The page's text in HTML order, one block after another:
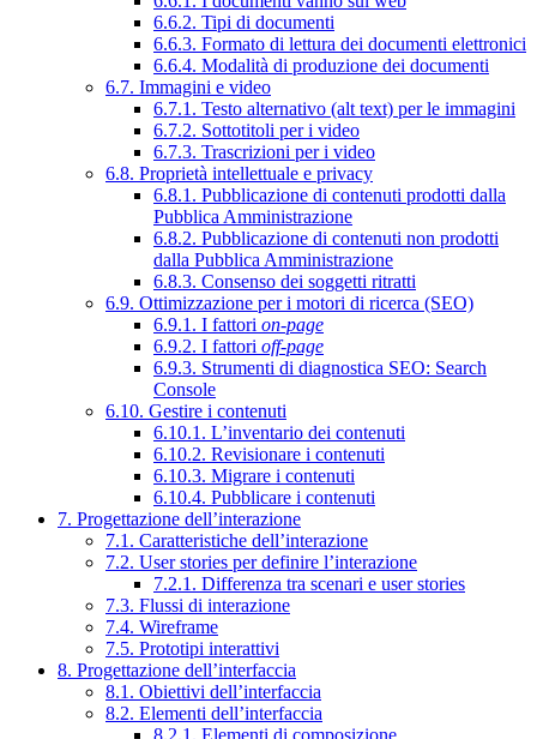
6.6.2. Tipi di documenti
6.6.3. Formato di lettura dei documenti elettronici
6.6.4. Modalità di produzione dei documenti
6.7. Immagini e video
6.7.1. Testo alternativo (alt text) per le immagini
6.7.2. Sottotitoli per i video
6.7.3. Trascrizioni per i video
6.8. Proprietà intellettuale e privacy
6.8.1. Pubblicazione di contenuti prodotti dalla
Pubblica Amministrazione
6.8.2. Pubblicazione di contenuti non prodotti
dalla Pubblica Amministrazione
6.8.3. Consenso dei soggetti ritratti
6.9. Ottimizzazione per i motori di ricerca (SEO)
6.9.1. I fattori on-page
6.9.2. I fattori off-page
6.9.3. Strumenti di diagnostica SEO: Search
Console
6.10. Gestire i contenuti
6.10.1. L’inventario dei contenuti
6.10.2. Revisionare i contenuti
6.10.3. Migrare i contenuti
6.10.4. Pubblicare i contenuti
7. Progettazione dell’interazione
7.1. Caratteristiche dell’interazione
7.2. User stories per definire l’interazione
7.2.1. Differenza tra scenari e user stories
7.3. Flussi di interazione
7.4. Wireframe
7.5. Prototipi interattivi
8. Progettazione dell’interfaccia
8.1. Obiettivi dell’interfaccia
8.2. Elementi dell’interfaccia
8.2.1. Elementi di composizione